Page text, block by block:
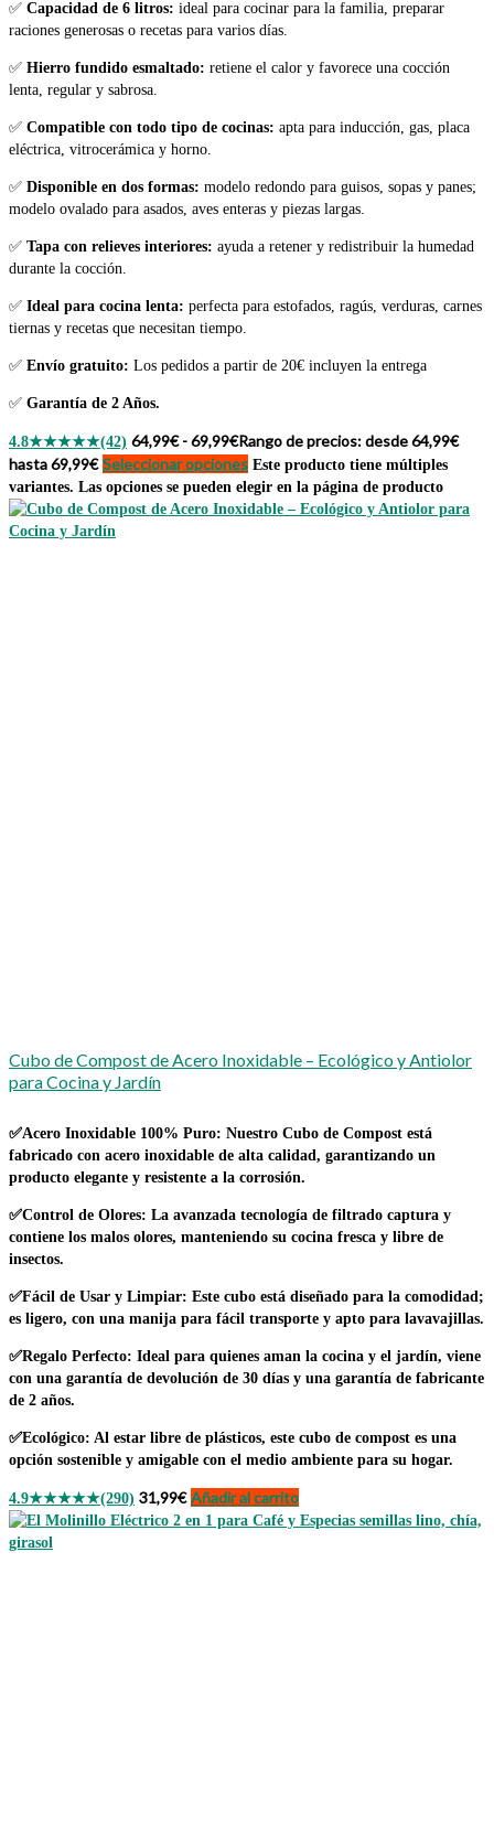
✅ Capacidad de 6 litros: ideal para cocinar para la familia, preparar
raciones generosas o recetas para varios días.
✅ Hierro fundido esmaltado: retiene el calor y favorece una cocción
lenta, regular y sabrosa.
✅ Compatible con todo tipo de cocinas: apta para inducción, gas, placa
eléctrica, vitrocerámica y horno.
✅ Disponible en dos formas: modelo redondo para guisos, sopas y panes;
modelo ovalado para asados, aves enteras y piezas largas.
✅ Tapa con relieves interiores: ayuda a retener y redistribuir la humedad
durante la cocción.
✅ Ideal para cocina lenta: perfecta para estofados, ragús, verduras, carnes
tiernas y recetas que necesitan tiempo.
✅ Envío gratuito: Los pedidos a partir de 20€ incluyen la entrega
✅ Garantía de 2 Años.
4.8★★★★★(42) 64,99€ -69,99€Rango de precios: desde 64,99€
hasta 69,99€ Seleccionar opciones Este producto tiene múltiples
variantes. Las opciones se pueden elegir en la página de producto
Cubo de Compost de Acero Inoxidable – Ecológico y Antiolor
para Cocina y Jardín
✅Acero Inoxidable 100% Puro: Nuestro Cubo de Compost está
fabricado con acero inoxidable de alta calidad, garantizando un
producto elegante y resistente a la corrosión.
✅Control de Olores: La avanzada tecnología de filtrado captura y
contiene los malos olores, manteniendo su cocina fresca y libre de
insectos.
✅Fácil de Usar y Limpiar: Este cubo está diseñado para la comodidad;
es ligero, con una manija para fácil transporte y apto para lavavajillas.
✅Regalo Perfecto: Ideal para quienes aman la cocina y el jardín, viene
con una garantía de devolución de 30 días y una garantía de fabricante
de 2 años.
✅Ecológico: Al estar libre de plásticos, este cubo de compost es una
opción sostenible y amigable con el medio ambiente para su hogar.
4.9★★★★★(290) 31,99€ Añadir al carrito